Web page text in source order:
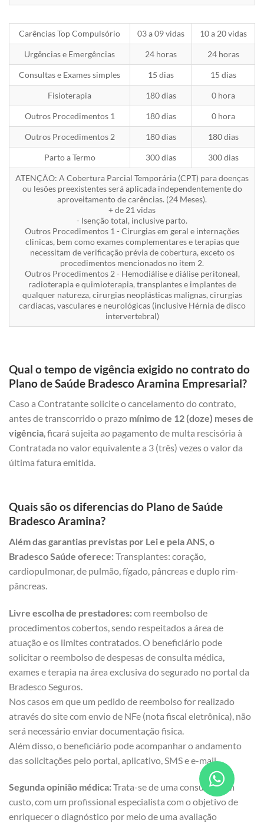
Carências Top Compulsório 03 a 09 vidas 10 a 20 vidas
Urgências e Emergências 24 horas 24 horas
Consultas e Exames simples 15 dias 15 dias
Fisioterapia 180 dias 0 hora
Outros Procedimentos 1 180 dias 0 hora
Outros Procedimentos 2 180 dias 180 dias
Parto a Termo 300 dias 300 dias
ATENÇÃO: A Cobertura Parcial Temporária (CPT) para doenças
ou lesões preexistentes será aplicada independentemente do
aproveitamento de carências. (24 Meses).
+ de 21 vidas
- Isenção total, inclusive parto.
Outros Procedimentos 1 - Cirurgias em geral e internações
clinicas, bem como exames complementares e terapias que
necessitam de verificação prévia de cobertura, exceto os
procedimentos mencionados no item 2.
Outros Procedimentos 2 - Hemodiálise e diálise peritoneal,
radioterapia e quimioterapia, transplantes e implantes de
qualquer natureza, cirurgias neoplásticas malignas, cirurgias
cardíacas, vasculares e neurológicas (inclusive Hérnia de disco
intervertebral)
Qual o tempo de vigência exigido no contrato do
Plano de Saúde Bradesco Aramina Empresarial?
Caso a Contratante solicite o cancelamento do contrato,
antes de transcorrido o prazo mínimo de 12 (doze) meses de
vigência, ficará sujeita ao pagamento de multa rescisória à
Contratada no valor equivalente a 3 (três) vezes o valor da
última fatura emitida.
Quais são os diferencias do Plano de Saúde
Bradesco Aramina?
Além das garantias previstas por Lei e pela ANS, o
Bradesco Saúde oferece:Transplantes: coração,
cardiopulmonar, de pulmão, fígado, pâncreas e duplo rim-
pâncreas.
Livre escolha de prestadores:com reembolso de
procedimentos cobertos, sendo respeitados a área de
atuação e os limites contratados. O beneficiário pode
solicitar o reembolso de despesas de consulta médica,
exames e terapia na área exclusiva do segurado no portal da
Bradesco Seguros.
Nos casos em que um pedido de reembolso for realizado
através do site com envio de NFe (nota fiscal eletrônica), não
será necessário enviar documentação fisica.
Além disso, o beneficiário pode acompanhar o andamento
das solicitações pelo portal, aplicativo, SMS e e-mail.
Segunda opinião médica:Trata-se de uma consulta, sem
custo, com um profissional especialista com o objetivo de
enriquecer o diagnóstico por meio de uma avaliação